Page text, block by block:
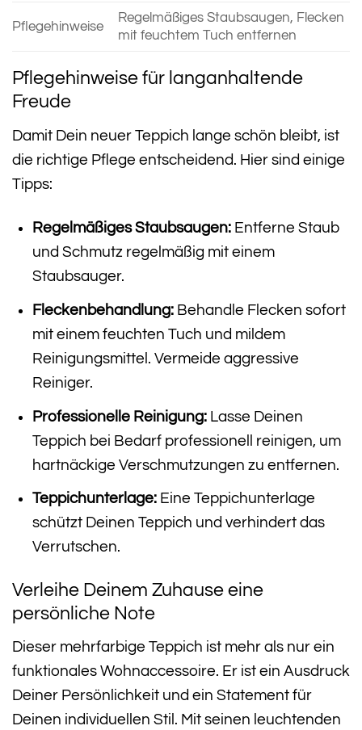
Pflegehinweise
Regelmäßiges Staubsaugen, Flecken
mit feuchtem Tuch entfernen
Pflegehinweise für langanhaltende
Freude
Damit Dein neuer Teppich lange schön bleibt, ist
die richtige Pflege entscheidend. Hier sind einige
Tipps:
Regelmäßiges Staubsaugen:Entferne Staub
und Schmutz regelmäßig mit einem
Staubsauger.
Fleckenbehandlung:Behandle Flecken sofort
mit einem feuchten Tuch und mildem
Reinigungsmittel. Vermeide aggressive
Reiniger.
Professionelle Reinigung:Lasse Deinen
Teppich bei Bedarf professionell reinigen, um
hartnäckige Verschmutzungen zu entfernen.
Teppichunterlage:Eine Teppichunterlage
schützt Deinen Teppich und verhindert das
Verrutschen.
Verleihe Deinem Zuhause eine
persönliche Note
Dieser mehrfarbige Teppich ist mehr als nur ein
funktionales Wohnaccessoire. Er ist ein Ausdruck
Deiner Persönlichkeit und ein Statement für
Deinen individuellen Stil. Mit seinen leuchtenden